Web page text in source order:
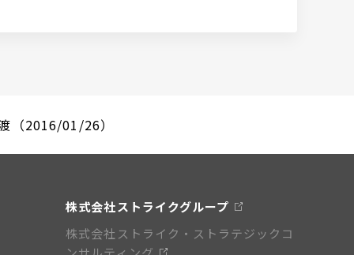
（2016/01/26）
株式会社ストライクグループ
株式会社ストライク・ストラテジックコ